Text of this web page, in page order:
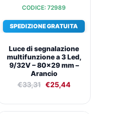
CODICE: 72989
SPEDIZIONE GRATUITA
Luce di segnalazione
multifunzione a 3 Led,
9/32V – 80×29 mm –
Arancio
€33,31 €25,44